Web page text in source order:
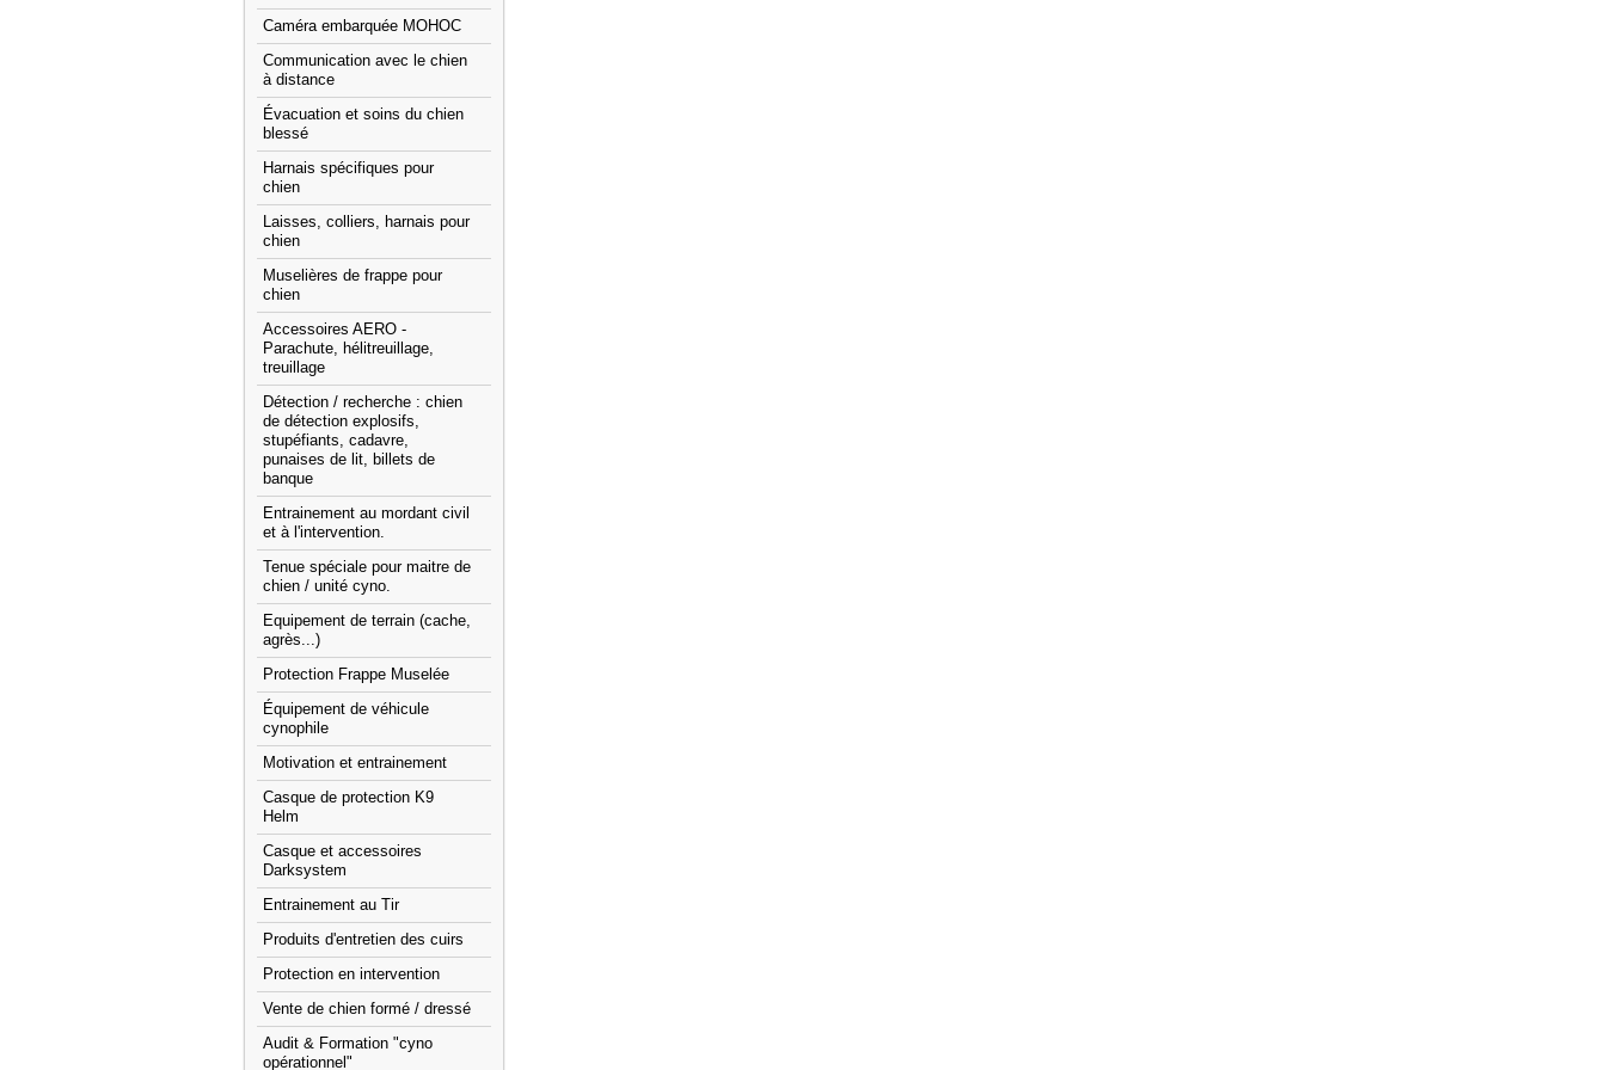
Caméra embarquée MOHOC
Communication avec le chien
à distance
Évacuation et soins du chien
blessé
Harnais spécifiques pour
chien
Laisses, colliers, harnais pour
chien
Muselières de frappe pour
chien
Accessoires AERO -
Parachute, hélitreuillage,
treuillage
Détection / recherche : chien
de détection explosifs,
stupéfiants, cadavre,
punaises de lit, billets de
banque
Entrainement au mordant civil
et à l'intervention.
Tenue spéciale pour maitre de
chien / unité cyno.
Equipement de terrain (cache,
agrès...)
Protection Frappe Muselée
Équipement de véhicule
cynophile
Motivation et entrainement
Casque de protection K9
Helm
Casque et accessoires
Darksystem
Entrainement au Tir
Produits d'entretien des cuirs
Protection en intervention
Vente de chien formé / dressé
Audit & Formation "cyno
opérationnel"